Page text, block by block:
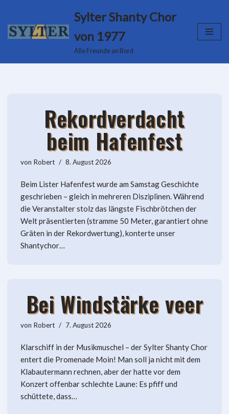
Zum
Inhalt
Sylter Shanty Chor
von 1977
Alle Freunde an Bord
Rekordverdacht
beim Hafenfest
von Robert 8. August 2026
Beim Lister Hafenfest wurde am Samstag Geschichte
geschrieben – gleich in mehreren Disziplinen. Während
die Veranstalter stolz das längste Fischbrötchen der
Welt präsentierten (stramme 50 Meter, garantiert ohne
Gräten in der Rekordwertung), konterte unser
Shantychor…
Bei Windstärke veer
von Robert 7. August 2026
Klarschiff in der Musikmuschel – der Sylter Shanty Chor
entert die Promenade Moin! Man soll ja nicht mit dem
Klabautermann rechnen, aber der hatte vor dem
Konzert offenbar schlechte Laune: Es pfiff und
schüttete, dass…